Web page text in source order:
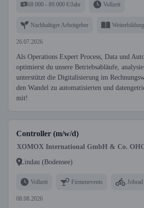
68.000 - 89.000 €/Jahr Vollzeit
Nachhaltiger Arbeitgeber
26.07.2026
Als Operations Expert Process, Data und
optimierst du unsere Betriebsabläufe,
unterstützt die Digitalisierung im
den Wandel zu automatisierten und
mit!
Controller (m/w/d)
XOMOX International GmbH & Co.
Lindau (Bodensee)
Vollzeit Firmenevents Jobrad
08.08.2026